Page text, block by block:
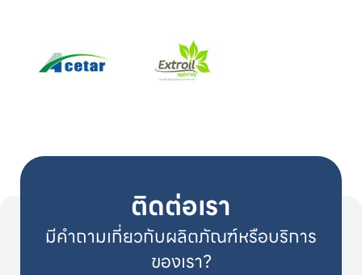
ติดต่อเรา
มีคำถามเกี่ยวกับผลิตภัณฑ์หรือบริการ
ของเรา?